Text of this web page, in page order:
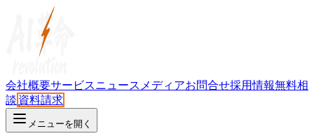
会社概要サービスニュース メディアお問合せ採用情報無料相
談 資料請求
メニューを開く